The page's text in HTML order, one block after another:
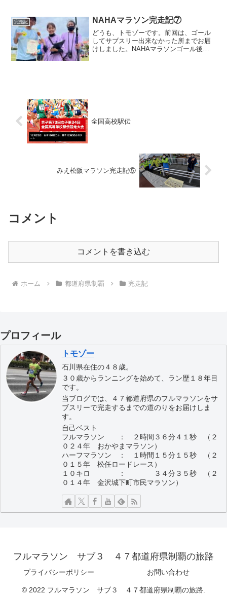
１５mくらいの高低差...
完走記 NAHAマラソン完走記⑦
どうも、トモゾーです。前回は、ゴール
してサブスリー出来なかった所までお届
けしました。NAHAマラソンゴール後こ
全国高校駅伝
みえ松阪マラソン完走記⑤
コメント
コメントを書き込む
ホーム 都道府県制覇 完走記
プロフィール
トモゾー
石川県在住の４８歳。
３０歳からランニングを始めて、ラン歴１８年目
です。
当ブログでは、４７都道府県のフルマラソンをサ
ブスリーで完走するまでの道のりをお届けしま
す。
自己ベスト
フルマラソン ： ２時間３６分４１秒 （２
０２４年 おかやまマラソン）
ハーフマラソン ： １時間１５分１５秒 （２
０１５年 松任ロードレース）
１０キロ ： ３４分３５秒 （２
０１４年 金沢城下町市民マラソン）
フルマラソン サブ３ ４７都道府県制覇の旅路
プライバシーポリシー お問い合わせ
© 2022 フルマラソン サブ３ ４７都道府県制覇の旅路.